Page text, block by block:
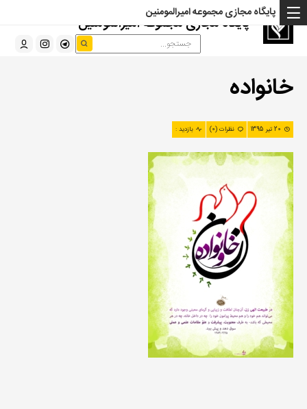
پایگاه مجازی مجموعه امیرالمومنین
پایگاه مجازی مجموعه امیرالمومنین
خانواده
20 تیر 1395 نظرات (0) بازدید :